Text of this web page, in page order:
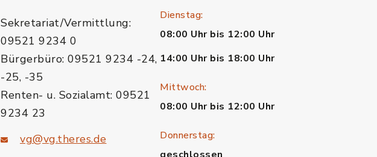
Sekretariat/Vermittlung:
09521 9234 0
Bürgerbüro: 09521 9234 -24,
-25, -35
Renten- u. Sozialamt: 09521
9234 23
vg@vg.theres.de
Dienstag:
08:00 Uhr bis 12:00 Uhr
14:00 Uhr bis 18:00 Uhr
Mittwoch:
08:00 Uhr bis 12:00 Uhr
Donnerstag: